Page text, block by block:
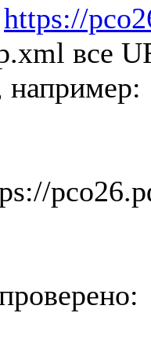
https://
все
например: